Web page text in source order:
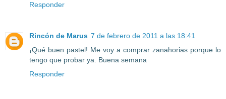
Responder
Rincón de Marus 7 de febrero de 2011 a las 18:41
¡Qué buen pastel! Me voy a comprar zanahorias porque lo
tengo que probar ya. Buena semana
Responder